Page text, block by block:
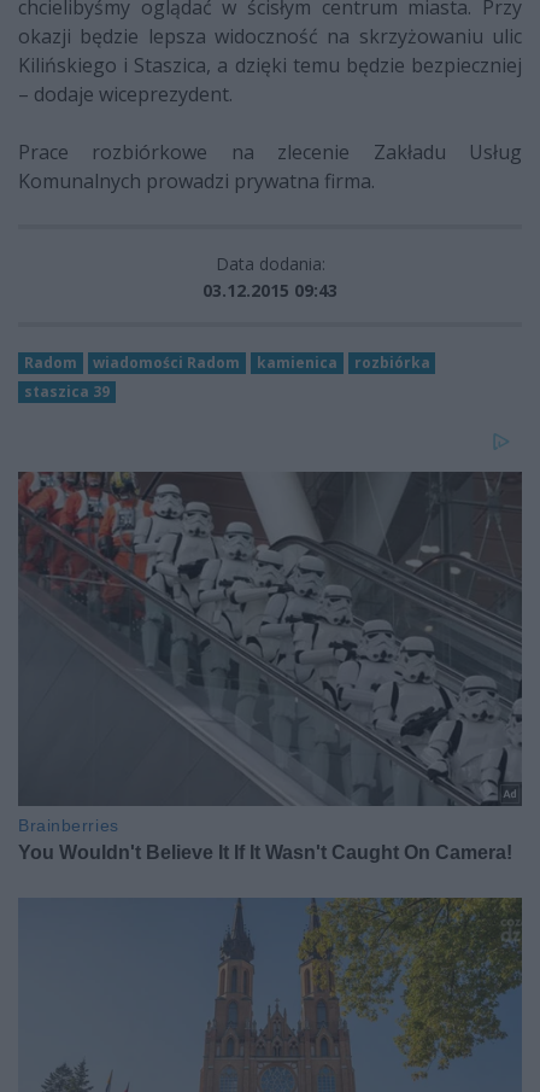
chcielibyśmy oglądać w ścisłym centrum miasta. Przy
okazji będzie lepsza widoczność na skrzyżowaniu ulic
Kilińskiego i Staszica, a dzięki temu będzie bezpieczniej
– dodaje wiceprezydent.
Prace rozbiórkowe na zlecenie Zakładu Usług
Komunalnych prowadzi prywatna firma.
Data dodania:
03.12.2015 09:43
Radom wiadomości Radom kamienica
rozbiórka
staszica 39